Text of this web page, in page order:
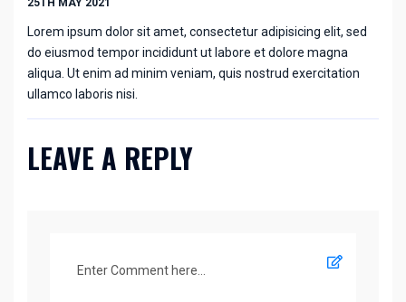
Lorem ipsum dolor sit amet, consectetur adipisicing elit, sed
do eiusmod tempor incididunt ut labore et dolore magna
aliqua. Ut enim ad minim veniam, quis nostrud exercitation
ullamco laboris nisi.
LEAVE A REPLY